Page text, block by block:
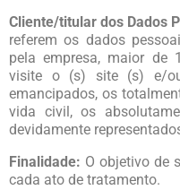
Cliente/titular dos Dados
referem os dados
pela empresa, maior de
visite o (s) site (s) e/
emancipados, os
vida civil, os
devidamente
Finalidade: O objetivo de
cada ato de tratamento.